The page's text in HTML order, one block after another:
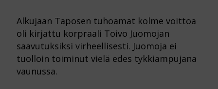
Alkujaan Taposen tuhoamat kolme voittoa
oli kirjattu korpraali Toivo Juomojan
saavutuksiksi virheellisesti. Juomoja ei
tuolloin toiminut vielä edes tykkiampujana
vaunussa.